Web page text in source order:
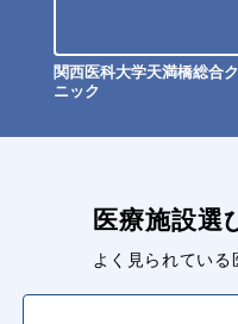
関西医科大学天満橋総合
ニック
医療施設選
よく見られている